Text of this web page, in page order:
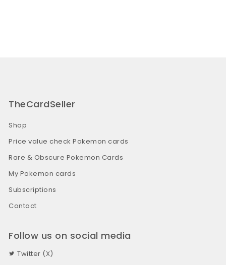
TheCardSeller
Shop
Price value check Pokemon cards
Rare & Obscure Pokemon Cards
My Pokemon cards
Subscriptions
Contact
Follow us on social media
Twitter (X)